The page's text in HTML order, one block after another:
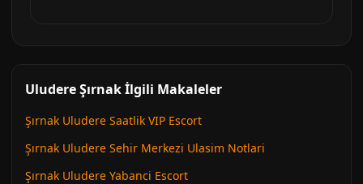
Uludere Şırnak İlgili Makaleler
Şırnak Uludere Saatlik VIP Escort
Şırnak Uludere Sehir Merkezi Ulasim Notlari
Şırnak Uludere Yabanci Escort